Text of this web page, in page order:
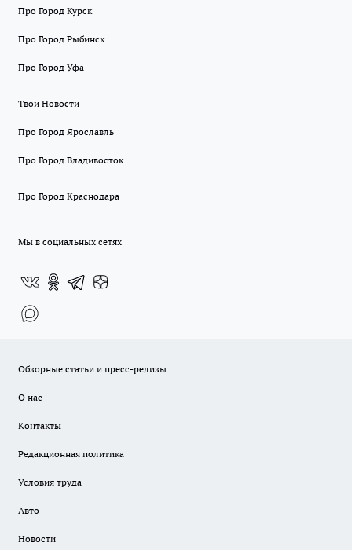
Про Город Курск
Про Город Рыбинск
Про Город Уфа
Твои Новости
Про Город Ярославль
Про Город Владивосток
Про Город Краснодара
Мы в социальных сетях
Обзорные статьи и пресс-релизы
О нас
Контакты
Редакционная политика
Условия труда
Авто
Новости